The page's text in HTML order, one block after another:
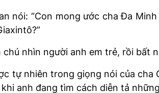
nói: “Con mong ước cha Đa
nhìn người anh em trẻ, rồi bất
tự nhiên trong giọng nói của cha
anh đang tìm cách diễn tả